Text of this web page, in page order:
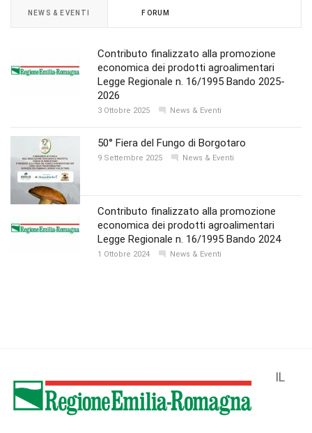
NEWS & EVENTI FORUM
Contributo finalizzato alla promozione
economica dei prodotti agroalimentari
Legge Regionale n. 16/1995 Bando 2025-
2026
3 Ottobre 2025 News & Eventi
50° Fiera del Fungo di Borgotaro
9 Settembre 2025 News & Eventi
Contributo finalizzato alla promozione
economica dei prodotti agroalimentari
Legge Regionale n. 16/1995 Bando 2024
1 Ottobre 2024 News & Eventi
IL